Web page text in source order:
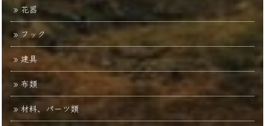
花器
フック
建具
布類
材料、パーツ類